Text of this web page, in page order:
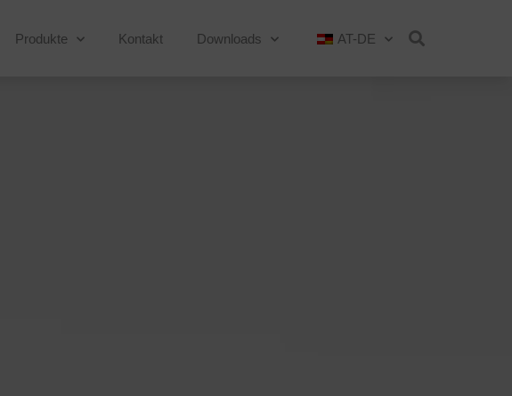
Produkte Kontakt Downloads AT-DE